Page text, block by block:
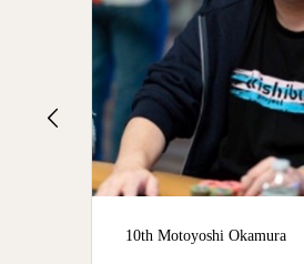
74th Tomomitsu Ono